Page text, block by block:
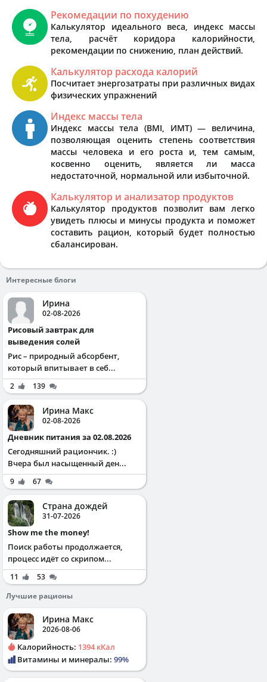
Рекомедации по похудению
Калькулятор идеального веса, индекс массы
тела, расчёт коридора калорийности,
рекомендации по снижению, план действий.
Калькулятор расхода калорий
Посчитает энергозатраты при различных видах
физических упражнений
Индекс массы тела
Индекс массы тела (BMI, ИМТ) — величина,
позволяющая оценить степень соответствия
массы человека и его роста и, тем самым,
косвенно оценить, является ли масса
недостаточной, нормальной или избыточной.
Калькулятор и анализатор продуктов
Калькулятор продуктов позволит вам легко
увидеть плюсы и минусы продукта и поможет
составить рацион, который будет полностью
сбалансирован.
Интересные блоги
Ирина
02-08-2026
Рисовый завтрак для
выведения солей
Рис – природный абсорбент,
который впитывает в себ...
2 139
Ирина Макс
02-08-2026
Дневник питания за 02.08.2026
Сегодняшний рациончик. :)
Вчера был насыщенный ден...
9 67
Страна дождей
31-07-2026
Show me the money!
Поиск работы продолжается,
процесс идёт со скрипом...
11
53
Лучшие рационы
Ирина Макс
2026-08-06
Калорийность: 1394 кКал
Витамины и минералы: 99%